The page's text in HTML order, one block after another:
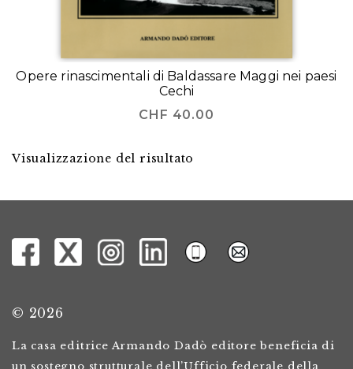
Opere rinascimentali di Baldassare Maggi nei paesi
Cechi
CHF 40.00
Visualizzazione del risultato
© 2026
La casa editrice Armando Dadò editore beneficia di